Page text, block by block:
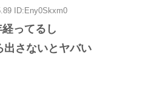
ID:Eny0Skxm0
ってるし
出さないとヤバい